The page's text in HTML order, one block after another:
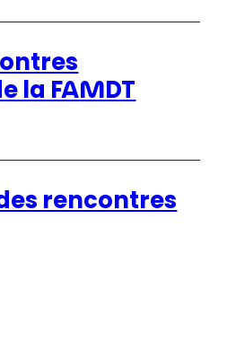
la FAMDT
rencontres